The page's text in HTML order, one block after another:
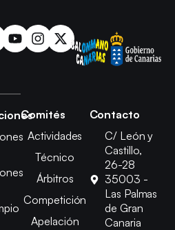
Comités
Actividades
Técnico
Árbitros
Competición
Apelación
Contacto
C/ León y
Castillo,
26-28
35003 -
Las Palmas
de Gran
Canaria